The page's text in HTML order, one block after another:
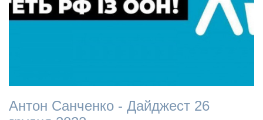
Антон Санченко - Дайджест 26